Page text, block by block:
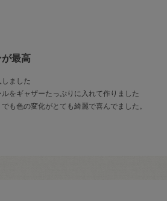
最高
ました
をギャザーたっぷりに入れて作りました
も色の変化がとても綺麗で喜んでました。